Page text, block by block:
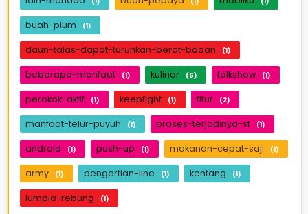
buah-plum (1)
daun-talas-dapat-turunkan-berat-badan (1)
beberapa-manfaat (1) kuliner (6) talkshow (1)
perokok-aktif (1) keepfight (1) fitur (2)
manfaat-telur-puyuh (1) proses-terjadinya-st (1)
android (1) push-up (1) makanan-cepat-saji (1)
army (1) pengertian-line (1) kentang (1)
lumpia-rebung (1)